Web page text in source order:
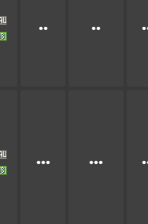
•• ••
••• •••